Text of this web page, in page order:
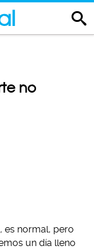
no
es normal, pero
un día lleno